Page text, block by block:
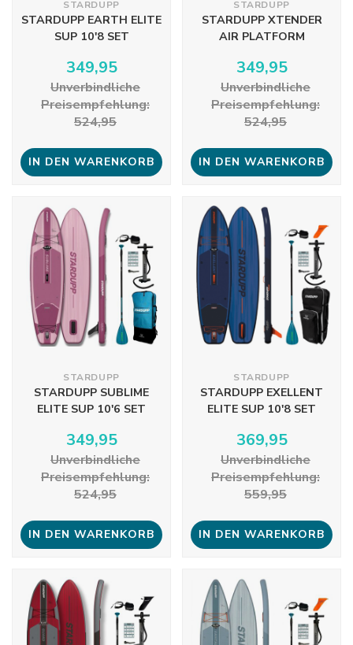
STARDUPP
STARDUPP EARTH ELITE
SUP 10'8 SET
349,95
Unverbindliche
Preisempfehlung:
524,95
IN DEN WARENKORB
STARDUPP
STARDUPP XTENDER
AIR PLATFORM
349,95
Unverbindliche
Preisempfehlung:
524,95
IN DEN WARENKORB
STARDUPP
STARDUPP SUBLIME
ELITE SUP 10'6 SET
349,95
Unverbindliche
Preisempfehlung:
524,95
IN DEN WARENKORB
STARDUPP
STARDUPP EXELLENT
ELITE SUP 10'8 SET
369,95
Unverbindliche
Preisempfehlung:
559,95
IN DEN WARENKORB